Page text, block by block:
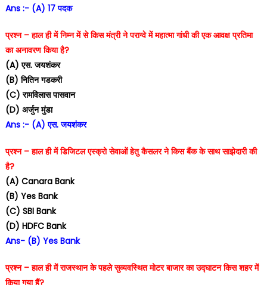
Ans :- (A) 17 पदक
प्रश्न – हाल ही में निम्न में से किस मंत्री ने पराग्वे में महात्मा गांधी की एक आवक्ष प्रतिमा
का अनावरण किया है?
(A) एस. जयशंकर
(B) नितिन गडकरी
(C) रामविलास पासवान
(D) अर्जुन मुंडा
Ans :- (A) एस. जयशंकर
प्रश्न – हाल ही में डिजिटल एस्क्रो सेवाओं हेतु कैसलर ने किस बैंक के साथ साझेदारी की
है?
(A) Canara Bank
(B) Yes Bank
(C) SBI Bank
(D) HDFC Bank
Ans- (B) Yes Bank
प्रश्न – हाल ही में राजस्थान के पहले सुव्यवस्थित मोटर बाजार का उद्घाटन किस शहर में
किया गया हैं?